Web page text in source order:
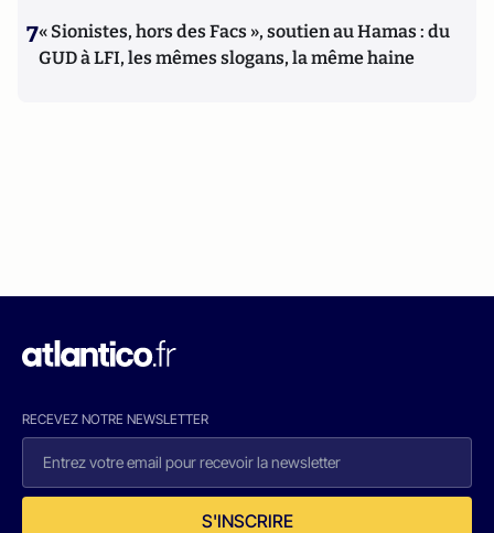
7« Sionistes, hors des Facs », soutien au Hamas : du
GUD à LFI, les mêmes slogans, la même haine
RECEVEZ NOTRE NEWSLETTER
S'INSCRIRE